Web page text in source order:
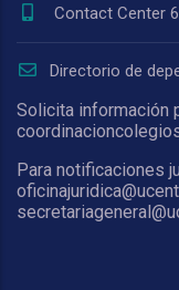
Contact Center
Directorio de
Solicita información
Para notificaciones